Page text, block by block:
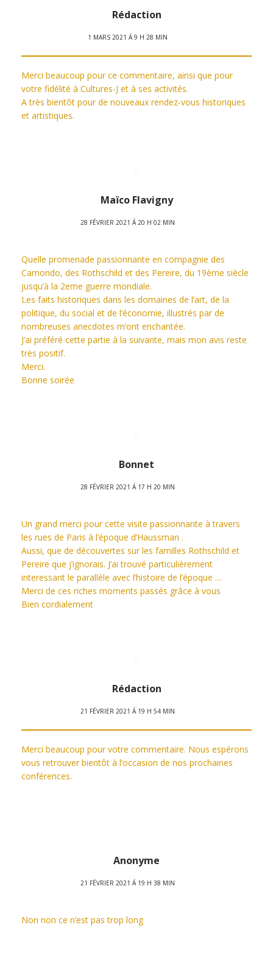
Rédaction
1 MARS 2021 Á 9 H 28 MIN
Merci beaucoup pour ce commentaire, ainsi que pour
votre fidélité à Cultures-J et à ses activités.
A très bientôt pour de nouveaux rendez-vous historiques
et artistiques.
Maïco Flavigny
28 FÉVRIER 2021 Á 20 H 02 MIN
Quelle promenade passionnante en compagnie des
Camondo, des Rothschild et des Pereire, du 19ème siècle
jusqu’à la 2eme guerre mondiale.
Les faits historiques dans les domaines de l’art, de la
politique, du social et de l’économie, illustrés par de
nombreuses anecdotes m’ont enchantée.
J’ai préféré cette partie à la suivante, mais mon avis reste
très positif.
Merci.
Bonne soirée
Bonnet
28 FÉVRIER 2021 Á 17 H 20 MIN
Un grand merci pour cette visite passionnante à travers
les rues de Paris à l’époque d’Haussman .
Aussi, que de découvertes sur les familles Rothschild et
Pereire que j’ignorais. J’ai trouvé particulièrement
interessant le parallèle avec l’histoire de l’époque …
Merci de ces riches moments passés grâce à vous
Bien cordialement
Rédaction
21 FÉVRIER 2021 Á 19 H 54 MIN
Merci beaucoup pour votre commentaire. Nous espérons
vous retrouver bientôt à l’occasion de nos prochaines
conférences.
Anonyme
21 FÉVRIER 2021 Á 19 H 38 MIN
Non non ce n’est pas trop long